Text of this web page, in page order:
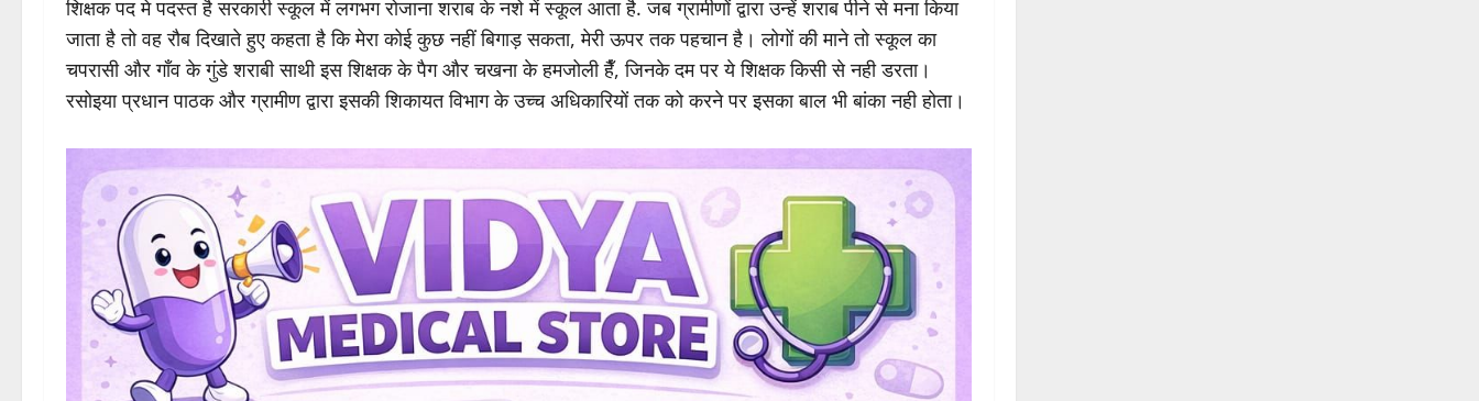
शिक्षक पद मे पदस्त है सरकारी स्कूल में लगभग रोजाना शराब के नशे में स्कूल आता है. जब ग्रामीणों द्वारा उन्हें शराब पीने से मना किया
जाता है तो वह रौब दिखाते हुए कहता है कि मेरा कोई कुछ नहीं बिगाड़ सकता, मेरी ऊपर तक पहचान है। लोगों की माने तो स्कूल का
चपरासी और गाँव के गुंडे शराबी साथी इस शिक्षक के पैग और चखना के हमजोली हैँ, जिनके दम पर ये शिक्षक किसी से नही डरता।
रसोइया प्रधान पाठक और ग्रामीण द्वारा इसकी शिकायत विभाग के उच्च अधिकारियों तक को करने पर इसका बाल भी बांका नही होता।